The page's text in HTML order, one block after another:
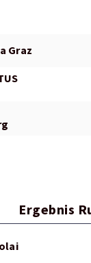
Graz
Ergebnis